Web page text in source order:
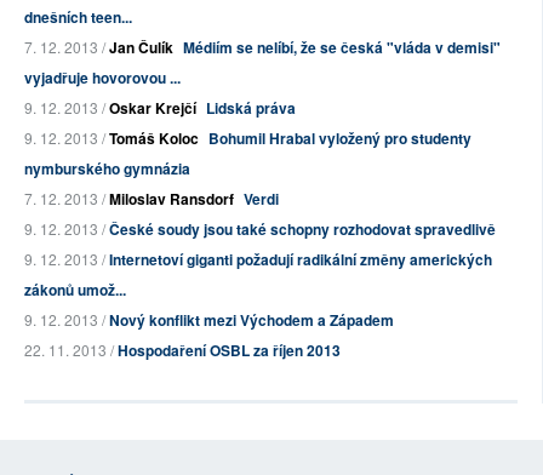
dnešních teen...
7. 12. 2013 /Jan Čulík Médiím se nelíbí, že se česká "vláda v demisi"
vyjadřuje hovorovou ...
9. 12. 2013 /Oskar Krejčí Lidská práva
9. 12. 2013 /Tomáš Koloc Bohumil Hrabal vyložený pro studenty
nymburského gymnázia
7. 12. 2013 /Miloslav Ransdorf Verdi
9. 12. 2013 /České soudy jsou také schopny rozhodovat spravedlivě
9. 12. 2013 /Internetoví giganti požadují radikální změny amerických
zákonů umož...
9. 12. 2013 /Nový konflikt mezi Východem a Západem
22. 11. 2013 /Hospodaření OSBL za říjen 2013